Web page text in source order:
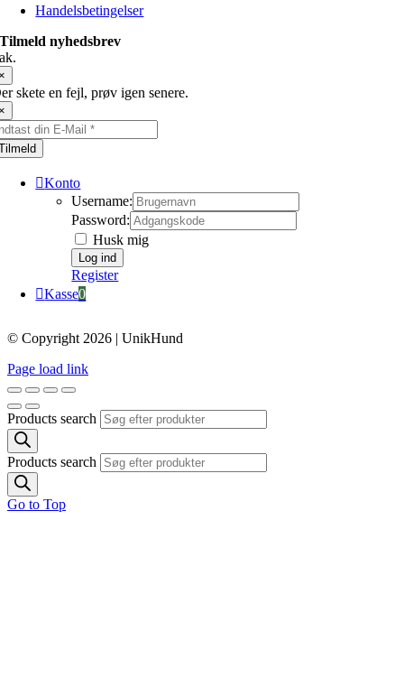
Handelsbetingelser
Tilmeld nyhedsbrev
skete en fejl, prøv igen senere.
Konto
Username:
Password:
Husk mig
Register
Kasse0
© Copyright 2026 | UnikHund
Page load link
Products search
Products search
Go to Top